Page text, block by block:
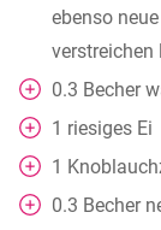
ebenso
verstreichen
0.3 Becher
1 riesiges Ei
1
0.3 Becher